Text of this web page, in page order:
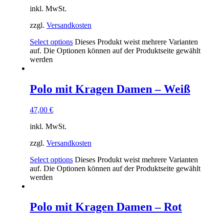
inkl. MwSt.
zzgl. Versandkosten
Select options Dieses Produkt weist mehrere Varianten
auf. Die Optionen können auf der Produktseite gewählt
werden
Polo mit Kragen Damen – Weiß
47,00 €
inkl. MwSt.
zzgl. Versandkosten
Select options Dieses Produkt weist mehrere Varianten
auf. Die Optionen können auf der Produktseite gewählt
werden
Polo mit Kragen Damen – Rot